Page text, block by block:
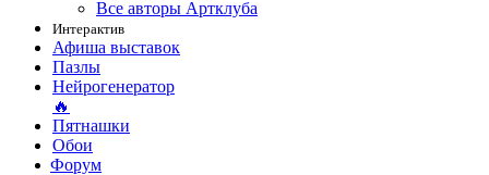
Все авторы Артклуба
Интерактив
Афиша выставок
Пазлы
Нейрогенератор
🔥
Пятнашки
Обои
Форум